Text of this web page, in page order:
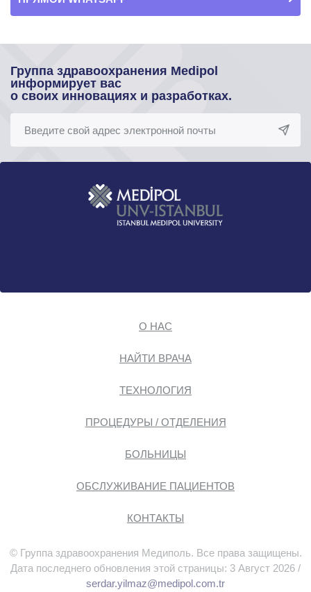
Группа здравоохранения Medipol
информирует вас
о своих инновациях и разработках.
О НАС
НАЙТИ ВРАЧА
ТЕХНОЛОГИЯ
ПРОЦЕДУРЫ / ОТДЕЛЕНИЯ
БОЛЬНИЦЫ
ОБСЛУЖИВАНИЕ ПАЦИЕНТОВ
КОНТАКТЫ
© Группа здравоохранения Медиполь. Все права защищены.
Дата последнего обновления этой страницы: 3 Август 2026 /
serdar.yilmaz@medipol.com.tr